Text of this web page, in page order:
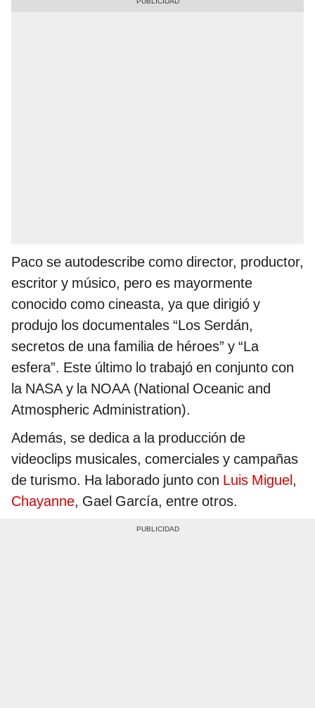
Paco se autodescribe como director, productor,
escritor y músico, pero es mayormente
conocido como cineasta, ya que dirigió y
produjo los documentales “Los Serdán,
secretos de una familia de héroes” y “La
esfera”. Este último lo trabajó en conjunto con
la NASA y la NOAA (National Oceanic and
Atmospheric Administration).
Además, se dedica a la producción de
videoclips musicales, comerciales y campañas
de turismo. Ha laborado junto con Luis Miguel,
Chayanne, Gael García, entre otros.